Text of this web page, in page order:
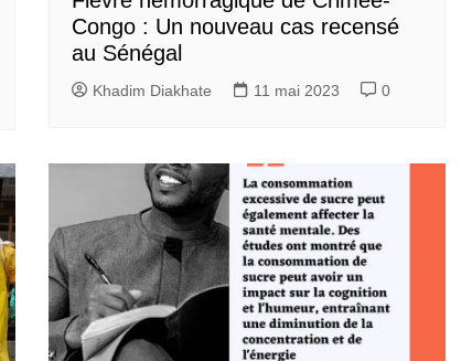
Congo : Un nouveau cas recensé
au Sénégal
Khadim Diakhate 11 mai 2023 0